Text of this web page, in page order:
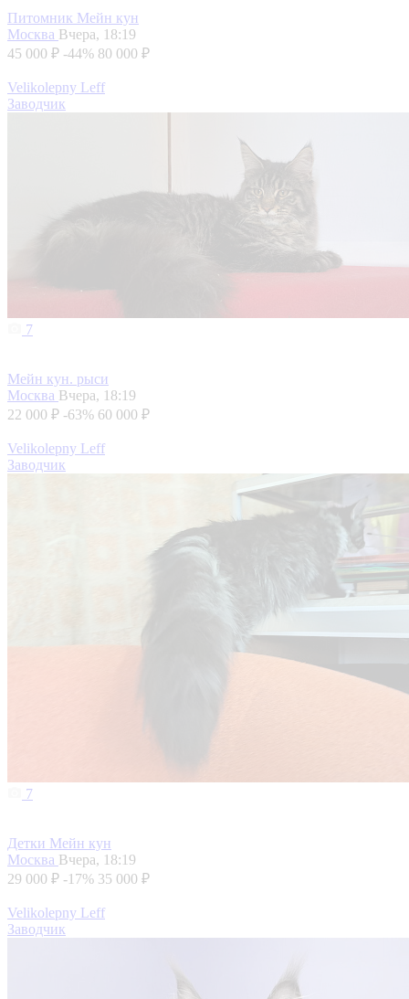
Питомник Мейн кун
Москва Вчера, 18:19
45 000 ₽ -44% 80 000 ₽
Velikolepny Leff
Заводчик
7
Мейн кун. рыси
Москва Вчера, 18:19
22 000 ₽ -63% 60 000 ₽
Velikolepny Leff
Заводчик
7
Детки Мейн кун
Москва Вчера, 18:19
29 000 ₽ -17% 35 000 ₽
Velikolepny Leff
Заводчик